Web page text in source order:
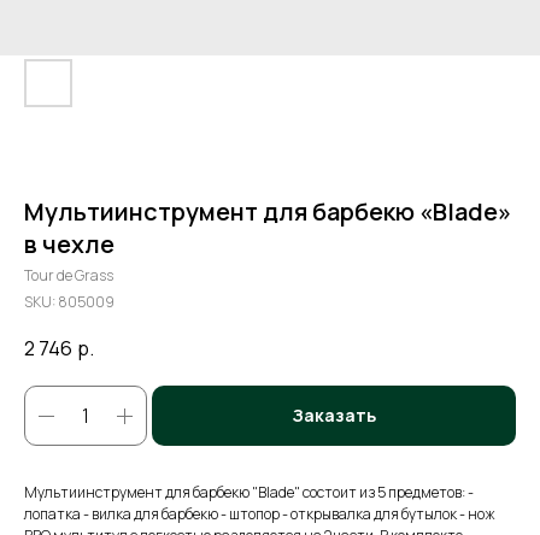
Мультиинструмент для барбекю «Blade»
в чехле
Tour de Grass
SKU: 805009
2 746 р.
Заказать
Мультиинструмент для барбекю "Blade" состоит из 5 предметов: -
лопатка - вилка для барбекю - штопор - открывалка для бутылок - нож